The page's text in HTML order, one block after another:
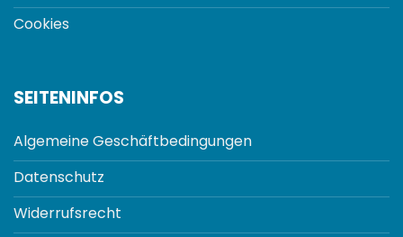
Cookies
SEITENINFOS
Algemeine Geschäftbedingungen
Datenschutz
Widerrufsrecht